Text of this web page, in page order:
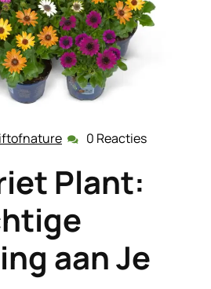
thegiftofnature
0 Reacties
Plant:
aan Je